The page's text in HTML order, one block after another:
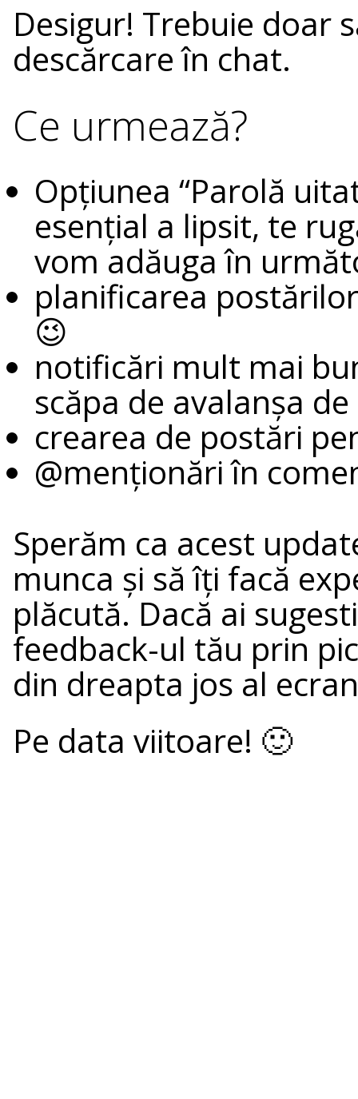
Desigur! Trebuie doar
descărcare în chat.
Ce urmează?
Opțiunea “Parolă
esențial a lipsit, te
vom adăuga în
planificarea
😉
notificări mult mai
scăpa de avalanșa
crearea de postări
@menționări în
Sperăm ca acest
munca și să îți facă
plăcută. Dacă ai
feedback-ul tău prin
din dreapta jos al
Pe data viitoare! 🙂